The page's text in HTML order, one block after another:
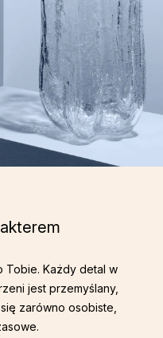
Tobie. Każdy detal w
jest przemyślany,
zarówno osobiste,